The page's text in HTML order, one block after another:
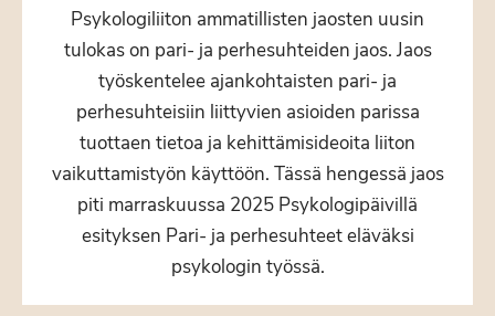
Psykologiliiton ammatillisten jaosten uusin
tulokas on pari- ja perhesuhteiden jaos. Jaos
työskentelee ajankohtaisten pari- ja
perhesuhteisiin liittyvien asioiden parissa
tuottaen tietoa ja kehittämisideoita liiton
vaikuttamistyön käyttöön. Tässä hengessä jaos
piti marraskuussa 2025 Psykologipäivillä
esityksen Pari- ja perhesuhteet eläväksi
psykologin työssä.